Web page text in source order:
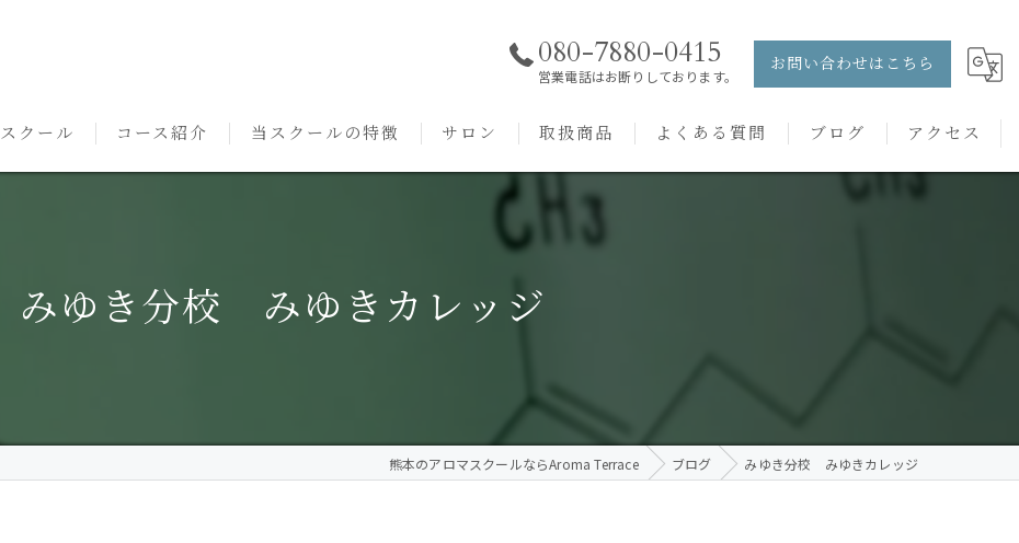
080-7880-0415
営業電話はお断りしております。
お問い合わせはこちら
スクール
代表挨拶
コース紹介
アロマ・インストラクターコース
クリニークアロマ リンパドレナージュコース
当スクールの特徴
セルフメディケーション
サロン
サロンメニュー
施術事例
取扱商品
PRANAROM
よくある質問 ブログ アクセス
みゆき分校 みゆきカレッジ
熊本のアロマスクールならAroma Terrace ブログ みゆき分校 みゆきカレッジ